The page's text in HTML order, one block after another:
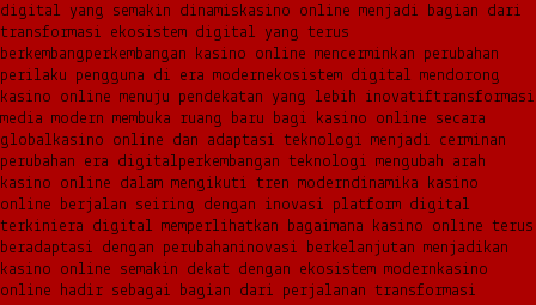
digital yang semakin dinamis kasino online menjadi bagian dari
transformasi ekosistem digital yang terus
berkembangperkembangan kasino online mencerminkan perubahan
perilaku pengguna di era modernekosistem digital mendorong
kasino online menuju pendekatan yang lebih inovatiftransformasi
media modern membuka ruang baru bagi kasino online secara
global kasino online dan adaptasi teknologi menjadi cerminan
perubahan era digitalperkembangan teknologi mengubah arah
kasino online dalam mengikuti tren moderndinamika kasino
online berjalan seiring dengan inovasi platform digital
terkiniera digital memperlihatkan bagaimana kasino online terus
beradaptasi dengan perubahaninovasi berkelanjutan menjadikan
kasino online semakin dekat dengan ekosistem modern kasino
online hadir sebagai bagian dari perjalanan transformasi